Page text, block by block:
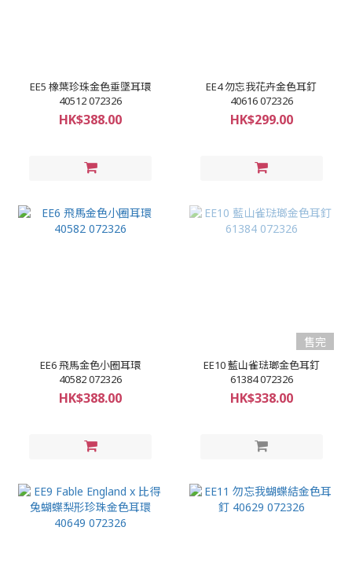
EE5 橡葉珍珠金色垂墜耳環
40512 072326
HK$388.00
EE4 勿忘我花卉金色耳釘
40616 072326
HK$299.00
EE6 飛馬金色小圈耳環
40582 072326
HK$388.00
售完
EE10 藍山雀琺瑯金色耳釘
61384 072326
HK$338.00